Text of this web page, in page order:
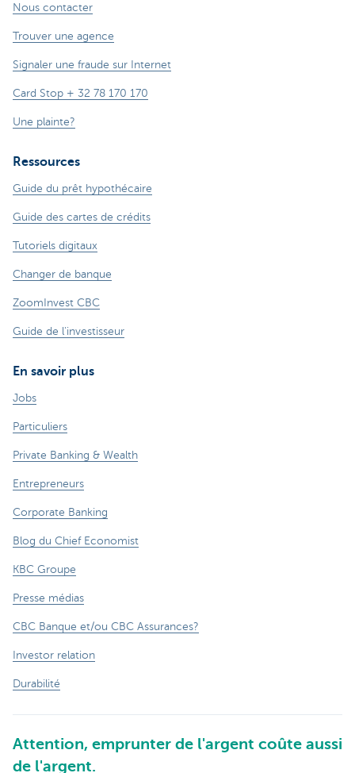
Nous contacter
Trouver une agence
Signaler une fraude sur Internet
Card Stop + 32 78 170 170
Une plainte?
Ressources
Guide du prêt hypothécaire
Guide des cartes de crédits
Tutoriels digitaux
Changer de banque
ZoomInvest CBC
Guide de l'investisseur
En savoir plus
Jobs
Particuliers
Private Banking & Wealth
Entrepreneurs
Corporate Banking
Blog du Chief Economist
KBC Groupe
Presse médias
CBC Banque et/ou CBC Assurances?
Investor relation
Durabilité
Attention, emprunter de l'argent coûte aussi
de l'argent.